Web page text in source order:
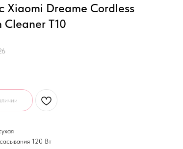
Xiaomi Dreame Cordless
Cleaner T10
120 Вт